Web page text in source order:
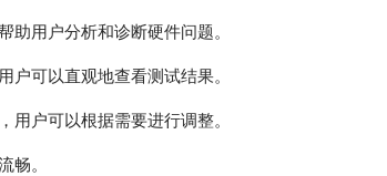
用户分析和诊断硬件问题。
可以直观地查看测试结果。
户可以根据需要进行调整。
。